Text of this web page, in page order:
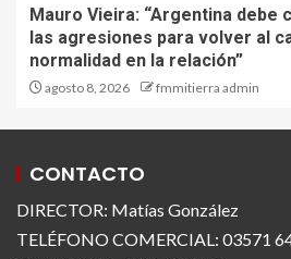
Mauro Vieira: “Argentina debe
las agresiones para volver al
normalidad en la relación”
agosto 8, 2026 fmmitierra admin
CONTACTO
DIRECTOR: Matías González
TELÉFONO COMERCIAL: 03571